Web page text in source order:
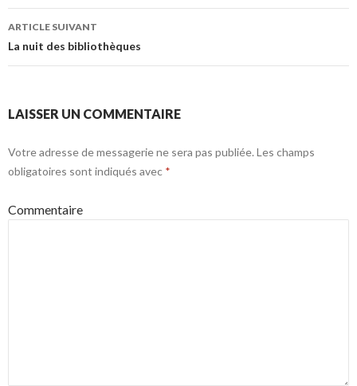
de
l’article
ARTICLE SUIVANT
La nuit des bibliothèques
LAISSER UN COMMENTAIRE
Votre adresse de messagerie ne sera pas publiée. Les champs
obligatoires sont indiqués avec *
Commentaire